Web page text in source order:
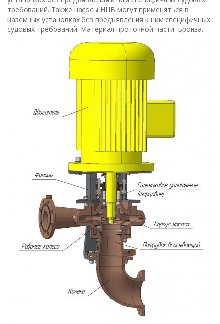
требований. Также насосы НЦВ могут применяться в
наземных установках без предъявления к ним специфичных
судовых требований. Материал проточной части: Бронза.